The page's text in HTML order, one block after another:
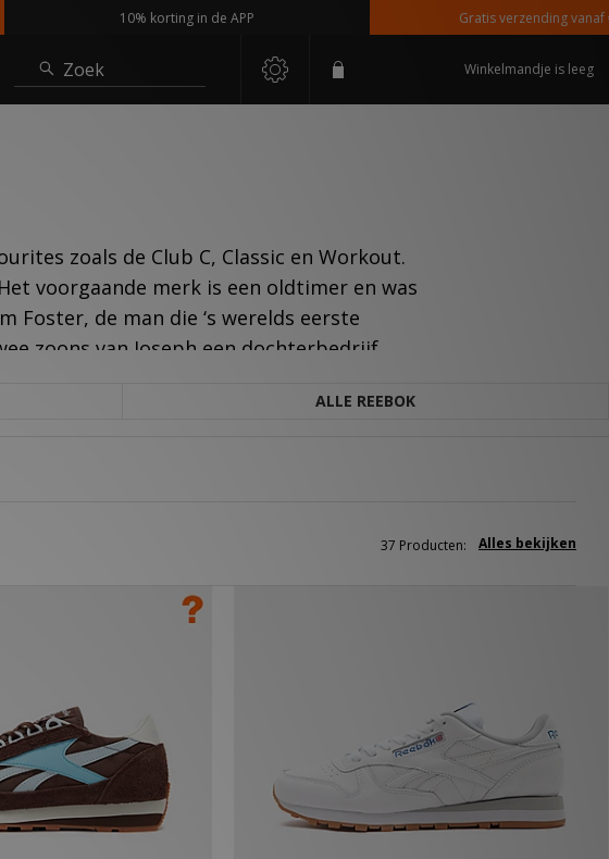
10% korting in de APP Gratis verzending vanaf €110,-
Zoek Winkelmandje is leeg
zoals de Club C, Classic en Workout.
voorgaande merk is een oldtimer en was
Foster, de man die ‘s werelds eerste
zoons van Joseph een dochterbedrijf
voor hardlopen, maar uiteindelijk werd
fenomeen is onder de sport- en lifestyle
ALLE REEBOK
Alles bekijken
37 Producten: